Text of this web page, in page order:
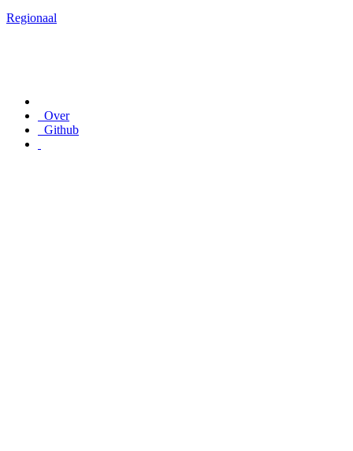
Regionaal
Over
Github